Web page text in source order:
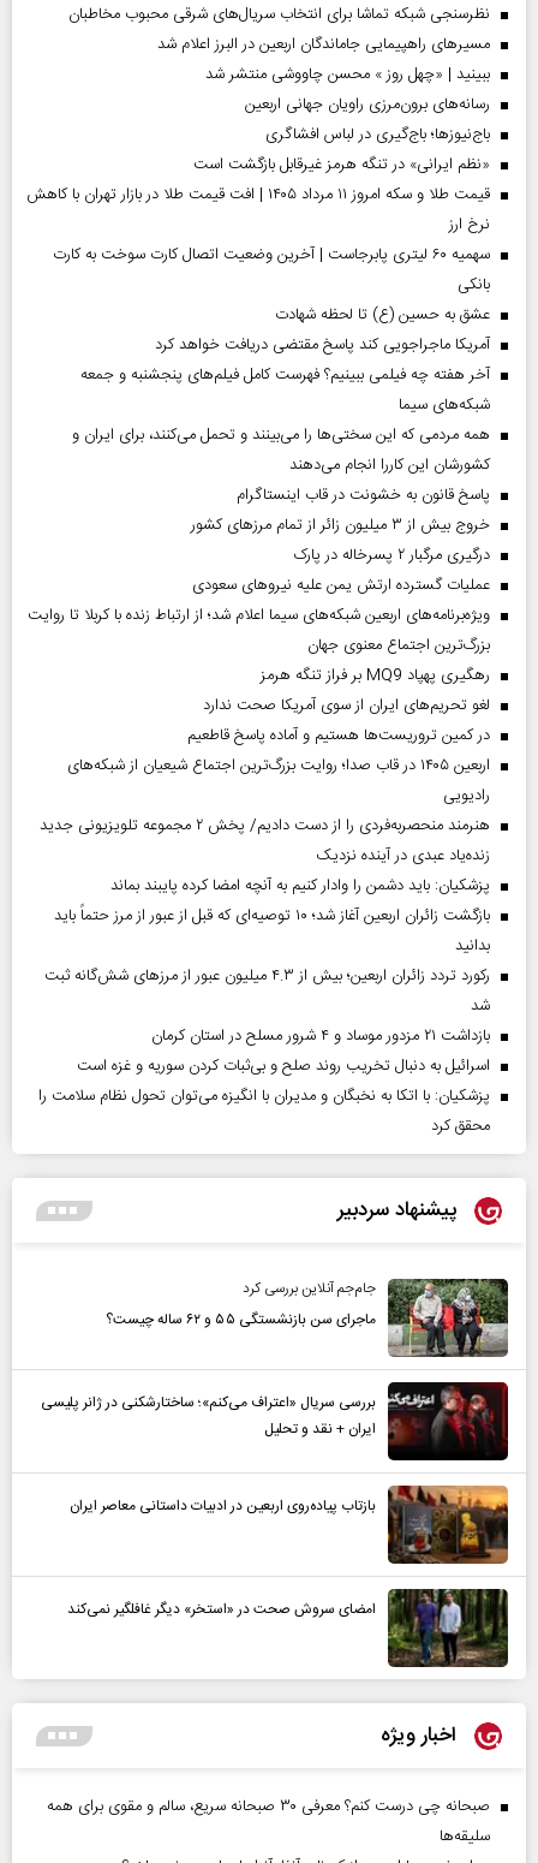
نظرسنجی شبکه تماشا برای انتخاب سریال‌های شرقی محبوب مخاطبان
مسیر‌های راهپیمایی جاماندگان اربعین در البرز اعلام شد
ببینید | «چهل روز » محسن چاووشی منتشر شد
رسانه‌های برون‌مرزی راویان جهانی اربعین
باج‌نیوزها؛ باج‌گیری در لباس افشاگری
«نظم ایرانی» در تنگه هرمز غیرقابل بازگشت است
قیمت طلا و سکه امروز ۱۱ مرداد ۱۴۰۵ | افت قیمت طلا در بازار تهران با کاهش
نرخ ارز
سهمیه ۶۰ لیتری پابرجاست | آخرین وضعیت اتصال کارت سوخت به کارت
بانکی
عشق به حسین (ع) تا لحظه شهادت
آمریکا ماجراجویی کند پاسخ مقتضی دریافت خواهد کرد
آخر هفته چه فیلمی ببینیم؟ فهرست کامل فیلم‌های پنجشنبه و جمعه
شبکه‌های سیما
همه مردمی که این سختی‌ها را می‌بینند و تحمل می‌کنند، برای ایران و
کشورشان این کاررا انجام می‌دهند
پاسخ قانون به خشونت در قاب اینستاگرام
خروج بیش از ۳ میلیون زائر از تمام مرز‌های کشور
درگیری مرگبار ۲ پسرخاله در پارک
عملیات گسترده ارتش یمن علیه نیروهای سعودی
ویژه‌برنامه‌های اربعین شبکه‌های سیما اعلام شد؛ از ارتباط زنده با کربلا تا روایت
بزرگ‌ترین اجتماع معنوی جهان
رهگیری پهپاد MQ9 بر فراز تنگه هرمز
لغو تحریم‌های ایران از سوی آمریکا صحت ندارد
در کمین تروریست‌ها هستیم و آماده پاسخ قاطعیم
اربعین ۱۴۰۵ در قاب صدا؛ روایت بزرگ‌ترین اجتماع شیعیان از شبکه‌های
رادیویی
هنرمند منحصر‌به‌فردی را از دست دادیم/ پخش ۲ مجموعه تلویزیونی جدید
زنده‌یاد عبدی در آینده نزدیک
پزشکیان: باید دشمن را وادار کنیم به آنچه امضا کرده پایبند بماند
بازگشت زائران اربعین آغاز شد؛ ۱۰ توصیه‌ای که قبل از عبور از مرز حتماً باید
بدانید
رکورد تردد زائران اربعین؛ بیش از ۴.۳ میلیون عبور از مرزهای شش‌گانه ثبت
شد
بازداشت ۲۱ مزدور موساد و ۴ شرور مسلح در استان کرمان
اسرائیل به دنبال تخریب روند صلح و بی‌ثبات کردن سوریه و غزه است
پزشکیان: با اتکا به نخبگان و مدیران با انگیزه می‌توان تحول نظام سلامت را
محقق کرد
پیشنهاد سردبیر
جام‌جم آنلاین بررسی کرد
ماجرای سن بازنشستگی ۵۵ و ۶۲ ساله چیست؟
بررسی سریال «اعتراف می‌کنم»؛ ساختارشکنی در ژانر پلیسی
ایران + نقد و تحلیل
بازتاب پیاده‌روی اربعین در ادبیات داستانی معاصر ایران
امضای سروش صحت در «استخر» دیگر غافلگیر نمی‌کند
اخبار ویژه
صبحانه چی درست کنم؟ معرفی ۳۰ صبحانه سریع، سالم و مقوی برای همه
سلیقه‌ها